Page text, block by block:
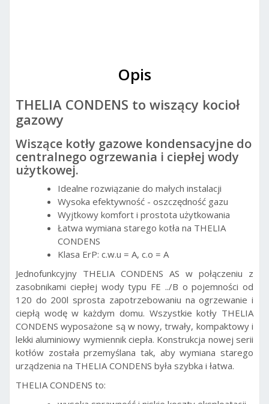
Opis
THELIA CONDENS to wiszący kocioł
gazowy
Wiszące kotły gazowe kondensacyjne do
centralnego ogrzewania i ciepłej wody
użytkowej.
Idealne rozwiązanie do małych instalacji
Wysoka efektywność - oszczędność gazu
Wyjtkowy komfort i prostota użytkowania
Łatwa wymiana starego kotła na THELIA
CONDENS
Klasa ErP: c.w.u = A, c.o = A
Jednofunkcyjny THELIA CONDENS AS w połączeniu z
zasobnikami ciepłej wody typu FE ../B o pojemności od
120 do 200l sprosta zapotrzebowaniu na ogrzewanie i
ciepłą wodę w każdym domu. Wszystkie kotły THELIA
CONDENS wyposażone są w nowy, trwały, kompaktowy i
lekki aluminiowy wymiennik ciepła. Konstrukcja nowej serii
kotłów została przemyślana tak, aby wymiana starego
urządzenia na THELIA CONDENS była szybka i łatwa.
THELIA CONDENS to: